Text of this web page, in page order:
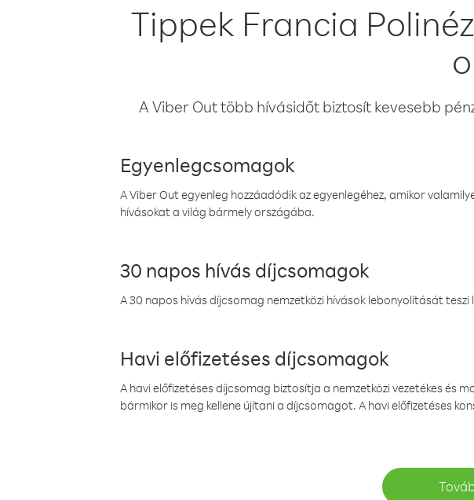
Tippek Francia
A Viber Out több hívásidőt biztosít kevesebb
Egyenlegcsomagok
A Viber Out egyenleg hozzáadódik az egyenlegéhez, amikor
hívásokat a világ bármely országába.
30 napos hívás díjcsomagok
A 30 napos hívás díjcsomag nemzetközi hívások lebonyolítását
Havi előfizetéses díjcsomagok
A havi előfizetéses díjcsomag biztosítja a nemzetközi vezetékes és
bármikor is meg kellene újítani a díjcsomagot. A havi előfizetéses